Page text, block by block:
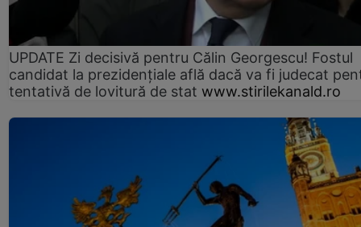
UPDATE Zi decisivă pentru Călin Georgescu! Fostul
candidat la prezidențiale află dacă va fi judecat
tentativă de lovitură de stat www.stirilekanald.ro